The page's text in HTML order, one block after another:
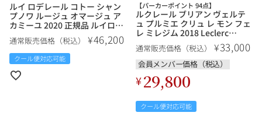
ルイ ロデレール コトー シャン
プノワ ルージュ オマージュ ア
カミーユ 2020 正規品 ルイロデ
レール ルイ・ロデレール Louis
Roederer Coteaux
Champenois Rouge
Hommage a Camille フランス
赤ワイン
通常販売価格（税込） ¥46,200
クール便対応可能
【パーカーポイント 94点】
ルクレール ブリアン ヴェルテ
ュ プルミエ クリュ レ モン フェ
レ ミレジム 2018 Leclerc
Briant Vertus 1er Cru Les
Monts Ferres Millesime フラ
ンス シャンパン シャンパーニ
ュ
通常販売価格（税込） ¥33,000
会員メンバー価格（税込）
¥29,800
クール便対応可能